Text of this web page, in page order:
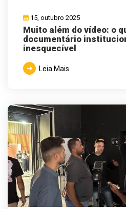
15, outubro 2025
Muito além do vídeo: o
documentário
inesquecível
Leia Mais